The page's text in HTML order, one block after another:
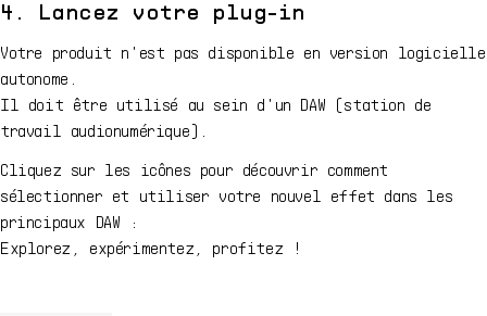
4. Lancez votre plug-in
Votre produit n'est pas disponible en version logicielle
autonome.
Il doit être utilisé au sein d'un DAW (station de
travail audionumérique).
Cliquez sur les icônes pour découvrir comment
sélectionner et utiliser votre nouvel effet dans les
principaux DAW :
Explorez, expérimentez, profitez !